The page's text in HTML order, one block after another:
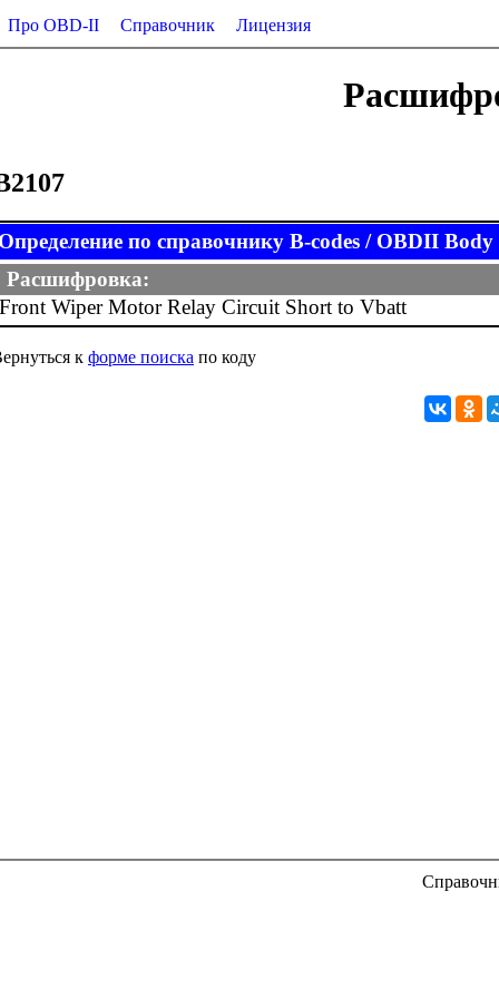
Про OBD-II Справочник Лицензия
по справочнику B-codes / OBDII Body
Расшифровка:
Front Wiper Motor Relay Circuit Short to Vbatt
к форме поиска по коду